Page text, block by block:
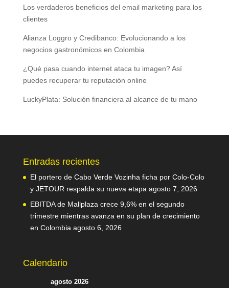
Los verdaderos beneficios del email marketing para los
clientes
Alianza Loggro y Credibanco: Evolucionando a los
negocios gastronómicos en Colombia
¿Qué pasa cuando internet ataca tu imagen? Así
puedes recuperar tu reputación online
LuckyPlata: Solución financiera al alcance de tu mano
Entradas recientes
El portero de Cabo Verde Vozinha ficha por Colo-Colo
y JETOUR respalda su nueva etapa agosto 7, 2026
EBITDA de Mallplaza crece 9,6% en el segundo
trimestre mientras avanza en su plan de crecimiento
en Colombia agosto 6, 2026
Calendario
agosto 2026